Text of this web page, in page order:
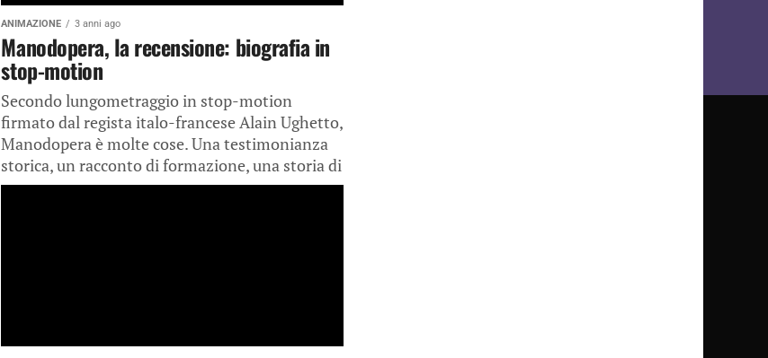
ANIMAZIONE 3 anni ago
Manodopera, la recensione: biografia in
stop-motion
Secondo lungometraggio in stop-motion
firmato dal regista italo-francese Alain Ughetto,
Manodopera è molte cose. Una testimonianza
storica, un racconto di formazione, una storia di
una nonna...